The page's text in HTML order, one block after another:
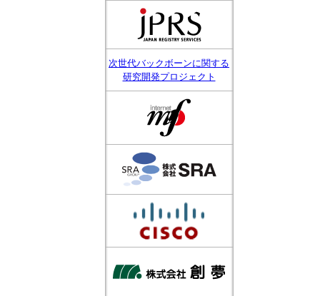
次世代バックボーンに関する
研究開発プロジェクト